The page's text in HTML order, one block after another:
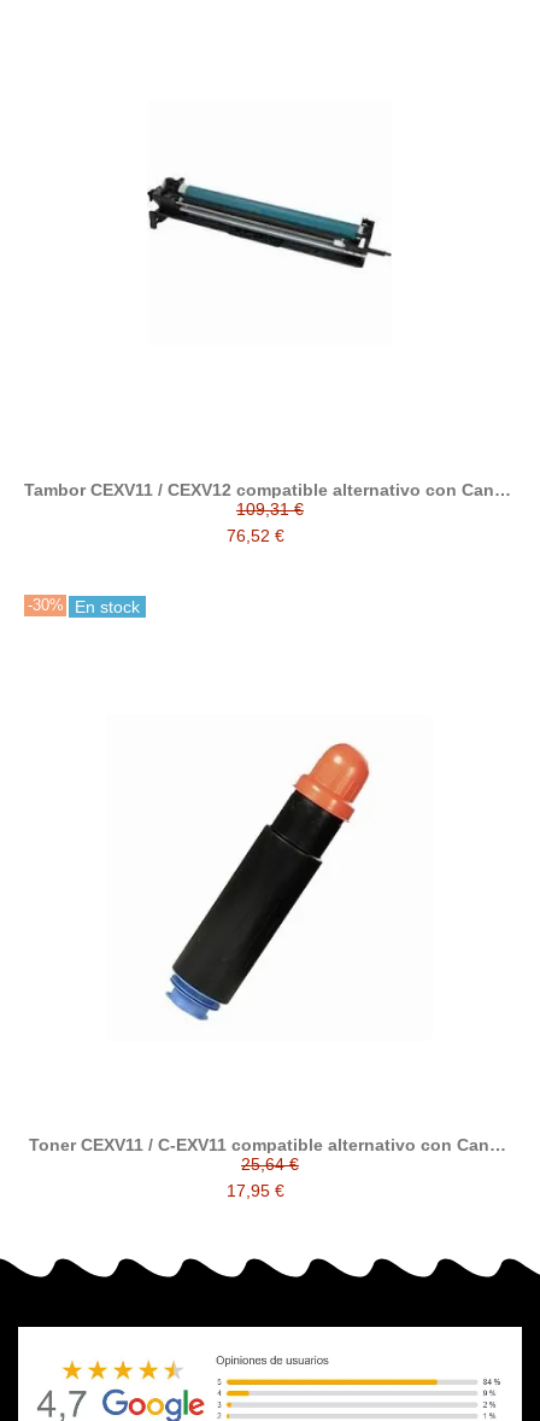
Tambor CEXV11 / CEXV12 compatible alternativo con Canon
9630A005
109,31 €
76,52 €
-30% En stock
Toner CEXV11 / C-EXV11 compatible alternativo con Canon
C-EXV11
25,64 €
17,95 €